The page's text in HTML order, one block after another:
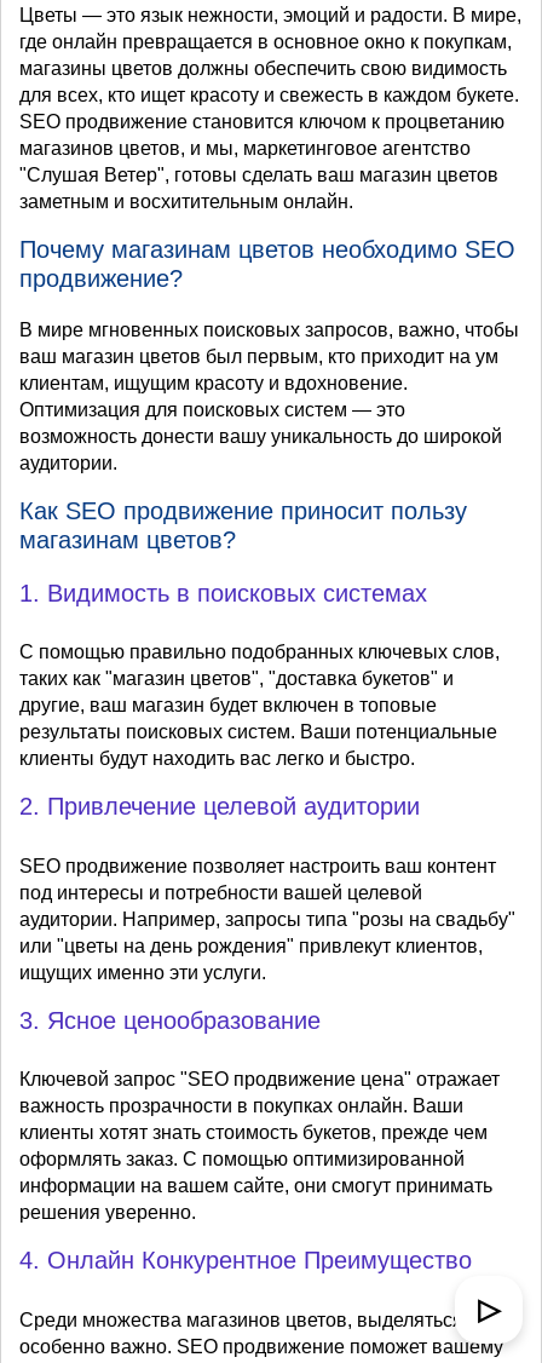
Цветы — это язык нежности, эмоций и радости. В мире,
где онлайн превращается в основное окно к покупкам,
магазины цветов должны обеспечить свою видимость
для всех, кто ищет красоту и свежесть в каждом букете.
SEO продвижение становится ключом к процветанию
магазинов цветов, и мы, маркетинговое агентство
"Слушая Ветер", готовы сделать ваш магазин цветов
заметным и восхитительным онлайн.
Почему магазинам цветов необходимо SEO
продвижение?
В мире мгновенных поисковых запросов, важно, чтобы
ваш магазин цветов был первым, кто приходит на ум
клиентам, ищущим красоту и вдохновение.
Оптимизация для поисковых систем — это
возможность донести вашу уникальность до широкой
аудитории.
Как SEO продвижение приносит пользу
магазинам цветов?
1. Видимость в поисковых системах
С помощью правильно подобранных ключевых слов,
таких как "магазин цветов", "доставка букетов" и
другие, ваш магазин будет включен в топовые
результаты поисковых систем. Ваши потенциальные
клиенты будут находить вас легко и быстро.
2. Привлечение целевой аудитории
SEO продвижение позволяет настроить ваш контент
под интересы и потребности вашей целевой
аудитории. Например, запросы типа "розы на свадьбу"
или "цветы на день рождения" привлекут клиентов,
ищущих именно эти услуги.
3. Ясное ценообразование
Ключевой запрос "SEO продвижение цена" отражает
важность прозрачности в покупках онлайн. Ваши
клиенты хотят знать стоимость букетов, прежде чем
оформлять заказ. С помощью оптимизированной
информации на вашем сайте, они смогут принимать
решения уверенно.
4. Онлайн Конкурентное Преимущество
Среди множества магазинов цветов, выделяться
особенно важно. SEO продвижение поможет вашему
▷